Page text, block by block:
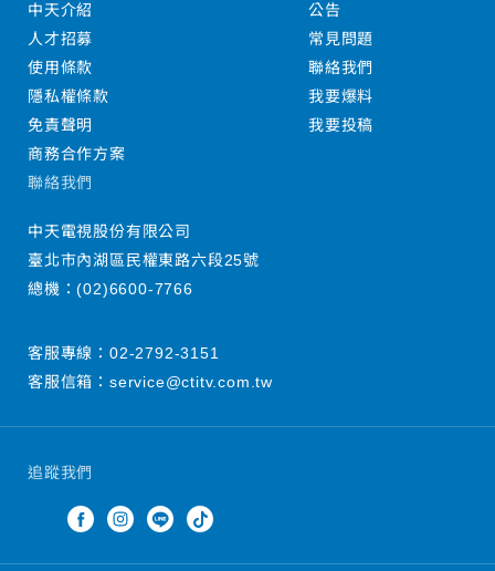
追蹤我們
中天介紹
人才招募
使用條款
隱私權條款
免責聲明
商務合作方案
公告
常見問題
聯絡我們
我要爆料
我要投稿
聯絡我們
中天電視股份有限公司
臺北市內湖區民權東路六段25號
總機：(02)6600-7766
客服專線： 02-2792-3151
客服信箱： service@ctitv.com.tw